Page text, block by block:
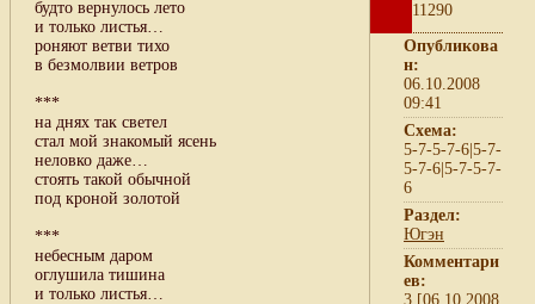
будто вернулось лето
и только листья…
роняют ветви тихо
в безмолвии ветров
***
на днях так светел
стал мой знакомый ясень
неловко даже…
стоять такой обычной
под кроной золотой
***
небесным даром
оглушила тишина
и только листья…
11290
Опубликова
н:
06.10.2008
09:41
Схема:
5-7-5-7-6|5-7-
5-7-6|5-7-5-7-
6
Раздел:
Югэн
Комментари
ев:
3 [06.10.2008